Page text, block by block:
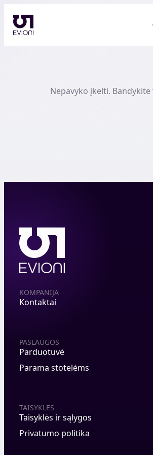
Nepavyko įkelti. Bandykite
KOMPANIJA
Kontaktai
PASLAUGOS
Parduotuvė
Parama stotelėms
TAISYKLĖS
Taisyklės ir sąlygos
Privatumo politika